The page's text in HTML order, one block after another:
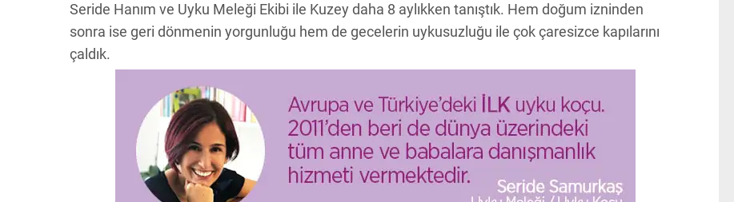
Seride Hanım ve Uyku Meleği Ekibi ile Kuzey daha 8 aylıkken tanıştık. Hem doğum izninden
sonra ise geri dönmenin yorgunluğu hem de gecelerin uykusuzluğu ile çok çaresizce kapılarını
çaldık.